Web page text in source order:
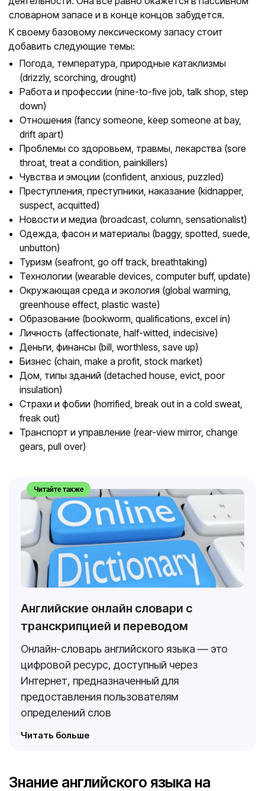
словарном запасе и в конце концов забудется.
К своему базовому лексическому запасу стоит
добавить следующие темы:
Погода, температура, природные катаклизмы
(drizzly, scorching, drought)
Работа и профессии (nine-to-five job, talk shop, step
down)
Отношения (fancy someone, keep someone at bay,
drift apart)
Проблемы со здоровьем, травмы, лекарства (sore
throat, treat a condition, painkillers)
Чувства и эмоции (confident, anxious, puzzled)
Преступления, преступники, наказание (kidnapper,
suspect, acquitted)
Новости и медиа (broadcast, column, sensationalist)
Одежда, фасон и материалы (baggy, spotted, suede,
unbutton)
Туризм (seafront, go off track, breathtaking)
Технологии (wearable devices, computer buff, update)
Окружающая среда и экология (global warming,
greenhouse effect, plastic waste)
Образование (bookworm, qualifications, excel in)
Личность (affectionate, half-witted, indecisive)
Деньги, финансы (bill, worthless, save up)
Бизнес (chain, make a profit, stock market)
Дом, типы зданий (detached house, evict, poor
insulation)
Страхи и фобии (horrified, break out in a cold sweat,
freak out)
Транспорт и управление (rear-view mirror, change
gears, pull over)
Английские онлайн словари с
транскрипцией и переводом
Читайте также
Онлайн-словарь английского языка — это
цифровой ресурс, доступный через
Интернет, предназначенный для
предоставления пользователям
определений слов
Читать больше
Знание английского языка на